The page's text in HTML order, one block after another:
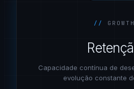
// GROWTH
Capacidade contínua de
evolução constante